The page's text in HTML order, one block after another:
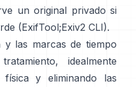
un original privado si
(ExifTool;Exiv2 CLI).
y las marcas de tiempo
idealmente
y eliminando las